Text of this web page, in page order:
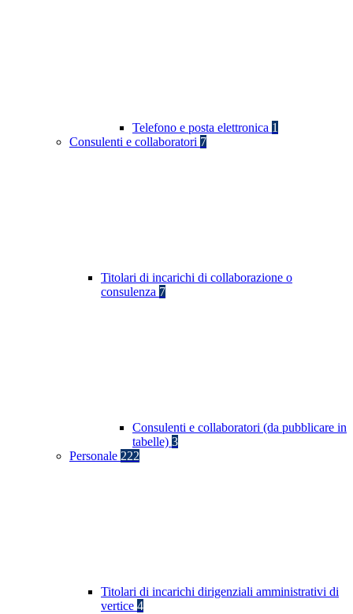
Telefono e posta elettronica 1
Consulenti e collaboratori 7
Titolari di incarichi di collaborazione o
consulenza 7
Consulenti e collaboratori (da pubblicare in
tabelle) 3
Personale 222
Titolari di incarichi dirigenziali amministrativi di
vertice 4